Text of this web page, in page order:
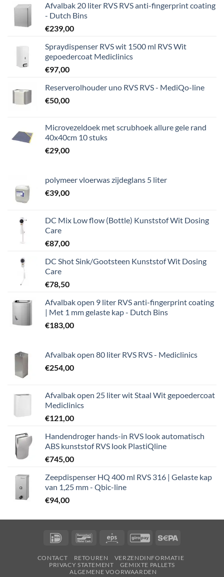
Afvalbak 20 liter RVS RVS anti-fingerprint coating
- Dutch Bins
€239,00
Spraydispenser RVS wit 1500 ml RVS Wit
gepoedercoat Mediclinics
€97,00
Reserverolhouder uno RVS RVS - MediQo-line
€50,00
Microvezeldoek met scrubhoek allure gele rand
40x40cm 10 stuks
€29,00
polymeer vloerwas zijdeglans 5 liter
€39,00
DC Mix Low flow (Bottle) Kunststof Wit Dosing
Care
€87,00
DC Shot Sink/Gootsteen Kunststof Wit Dosing
Care
€78,50
Afvalbak open 9 liter RVS anti-fingerprint coating
| Met 1 mm gelaste kap - Dutch Bins
€183,00
Afvalbak open 80 liter RVS RVS - Mediclinics
€254,00
Afvalbak open 25 liter wit Staal Wit gepoedercoat
Mediclinics
€121,00
Handendroger hands-in RVS look automatisch
ABS kunststof RVS look PlastiQline
€745,00
Zeepdispenser HQ 400 ml RVS 316 | Gelaste kap
van 1,25 mm - Qbic-line
€94,00
IDeal BancontactEps GiroPay
CONTACT RETOUREN
VERZENDINFORMATIE
PRIVACY STATEMENT
GEMIXTE PALLETS
ALGEMENE VOORWAARDEN